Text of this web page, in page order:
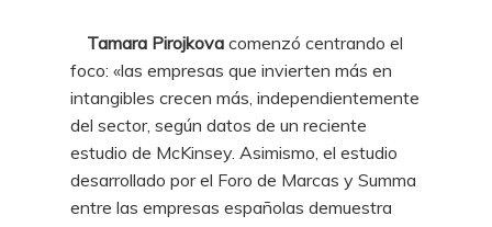
Tamara Pirojkova comenzó centrando el
foco: «las empresas que invierten más en
intangibles crecen más, independientemente
del sector, según datos de un reciente
estudio de McKinsey. Asimismo, el estudio
desarrollado por el Foro de Marcas y Summa
entre las empresas españolas demuestra